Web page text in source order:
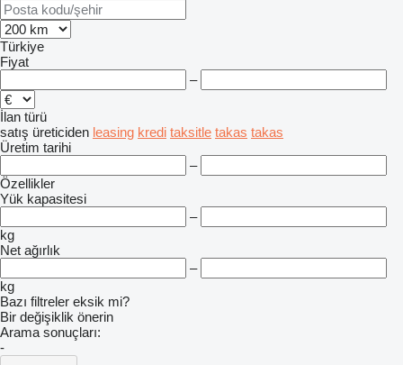
Türkiye
Fiyat
–
İlan türü
satış üreticiden leasing kredi taksitle takas takas
Üretim tarihi
–
Özellikler
Yük kapasitesi
–
kg
Net ağırlık
–
kg
Bazı filtreler eksik mi?
Bir değişiklik önerin
Arama sonuçları:
-